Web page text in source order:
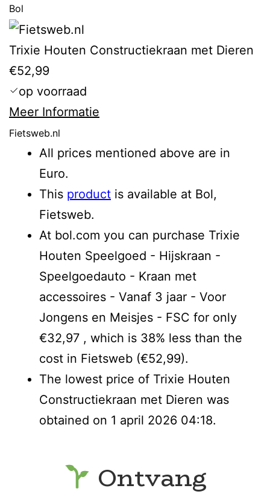
Bol
Trixie Houten Constructiekraan met Dieren
€52,99
op voorraad
Meer Informatie
Fietsweb.nl
All prices mentioned above are in
Euro.
This product is available at Bol,
Fietsweb.
At bol.com you can purchase Trixie
Houten Speelgoed - Hijskraan -
Speelgoedauto - Kraan met
accessoires - Vanaf 3 jaar - Voor
Jongens en Meisjes - FSC for only
€32,97 , which is 38% less than the
cost in Fietsweb (€52,99).
The lowest price of Trixie Houten
Constructiekraan met Dieren was
obtained on 1 april 2026 04:18.
Ontvang